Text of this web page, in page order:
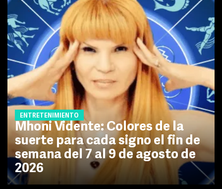
ENTRETENIMIENTO
Mhoni Vidente: Colores de la
suerte para cada signo el fin de
semana del 7 al 9 de agosto de
2026